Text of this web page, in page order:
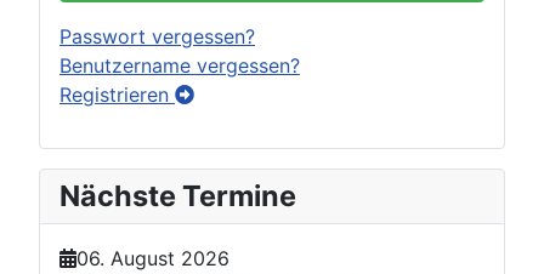
Passwort vergessen?
Benutzername vergessen?
Registrieren
Nächste Termine
06. August 2026